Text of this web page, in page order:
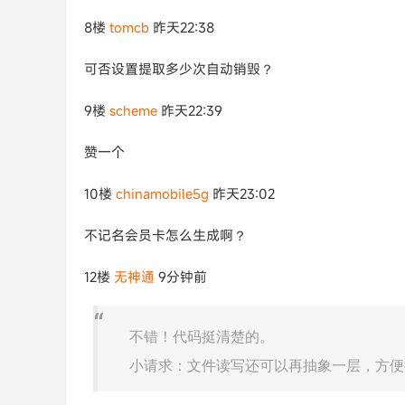
8楼 tomcb 昨天22:38
可否设置提取多少次自动销毁？
9楼 scheme 昨天22:39
赞一个
10楼 chinamobile5g 昨天23:02
不记名会员卡怎么生成啊？
12楼 无神通 9分钟前
不错！代码挺清楚的。
小请求：文件读写还可以再抽象一层，方便